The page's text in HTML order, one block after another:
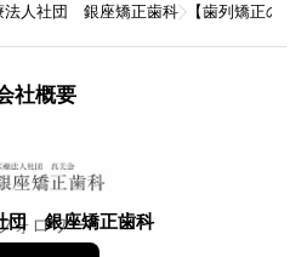
法人社団 銀座矯正歯科 【歯列矯正の
社概要
団 銀座矯正歯科
ォロワー